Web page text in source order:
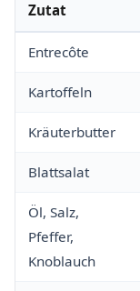
Zutat
Entrecôte
Kartoffeln
Kräuterbutter
Blattsalat
Öl, Salz,
Pfeffer,
Knoblauch